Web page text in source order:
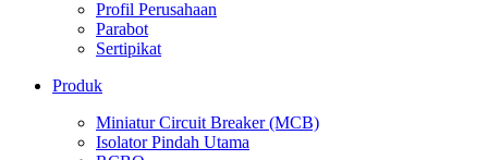
Profil Perusahaan
Parabot
Sertipikat
Produk
Miniatur Circuit Breaker (MCB)
Isolator Pindah Utama